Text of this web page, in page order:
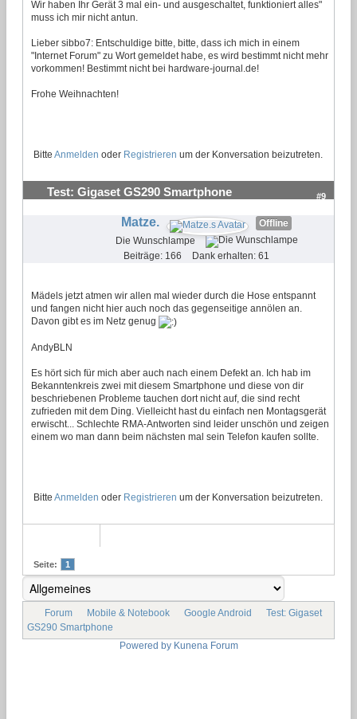
Wir haben Ihr Gerät 3 mal ein- und ausgeschaltet, funktioniert alles"
muss ich mir nicht antun.
Lieber sibbo7: Entschuldige bitte, bitte, dass ich mich in einem
"Internet Forum" zu Wort gemeldet habe, es wird bestimmt nicht mehr
vorkommen! Bestimmt nicht bei hardware-journal.de!
Frohe Weihnachten!
Bitte Anmelden oder Registrieren um der Konversation beizutreten.
Test: Gigaset GS290 Smartphone #9
Matze.
Offline
Die Wunschlampe
Beiträge: 166
Dank erhalten: 61
Mädels jetzt atmen wir allen mal wieder durch die Hose entspannt
und fangen nicht hier auch noch das gegenseitige annölen an.
Davon gibt es im Netz genug
AndyBLN
Es hört sich für mich aber auch nach einem Defekt an. Ich hab im
Bekanntenkreis zwei mit diesem Smartphone und diese von dir
beschriebenen Probleme tauchen dort nicht auf, die sind recht
zufrieden mit dem Ding. Vielleicht hast du einfach nen Montagsgerät
erwischt... Schlechte RMA-Antworten sind leider unschön und zeigen
einem wo man dann beim nächsten mal sein Telefon kaufen sollte.
Bitte Anmelden oder Registrieren um der Konversation beizutreten.
Seite: 1
Forum Mobile & Notebook Google Android
Test: Gigaset
GS290 Smartphone
Powered by Kunena Forum